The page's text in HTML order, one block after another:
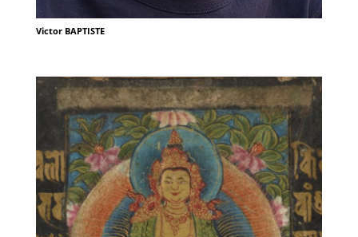
Victor BAPTISTE